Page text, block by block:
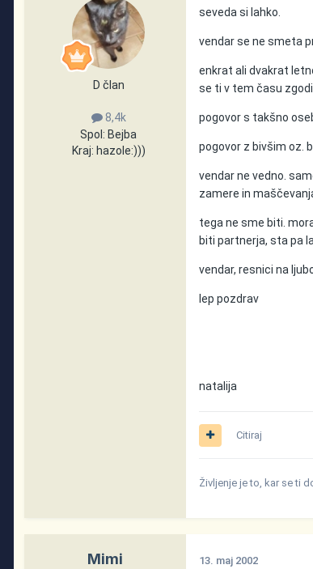
D član
8,4k
Spol: Bejba
Kraj: hazole:)))
seveda si lahko.
vendar se ne smeta
enkrat ali dvakrat
se ti v tem času
pogovor s takšno
pogovor z bivšim oz.
vendar ne vedno.
zamere in
tega ne sme biti.
biti partnerja, sta pa
vendar, resnici na
lep pozdrav
natalija
Citiraj
Življenje je to, kar se ti
Mimi 13. maj 2002